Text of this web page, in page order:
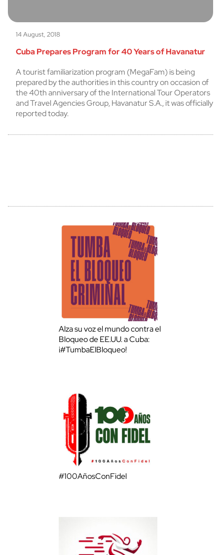
14 August, 2018
Cuba Prepares Program for 40 Years of Havanatur
A tourist familiarization program (MegaFam) is being
prepared by the authorities in this country on occasion of
the 40th anniversary of the International Tour Operators
and Travel Agencies Group, Havanatur S.A., it was officially
reported today.
Alza su voz el mundo contra el
Bloqueo de EE.UU. a Cuba:
¡#TumbaElBloqueo!
#100AñosConFidel